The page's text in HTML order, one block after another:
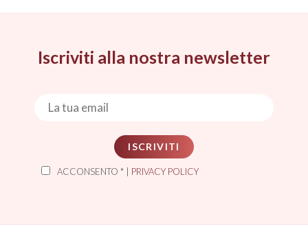
Iscriviti alla nostra newsletter
ISCRIVITI
ACCONSENTO * | PRIVACY POLICY